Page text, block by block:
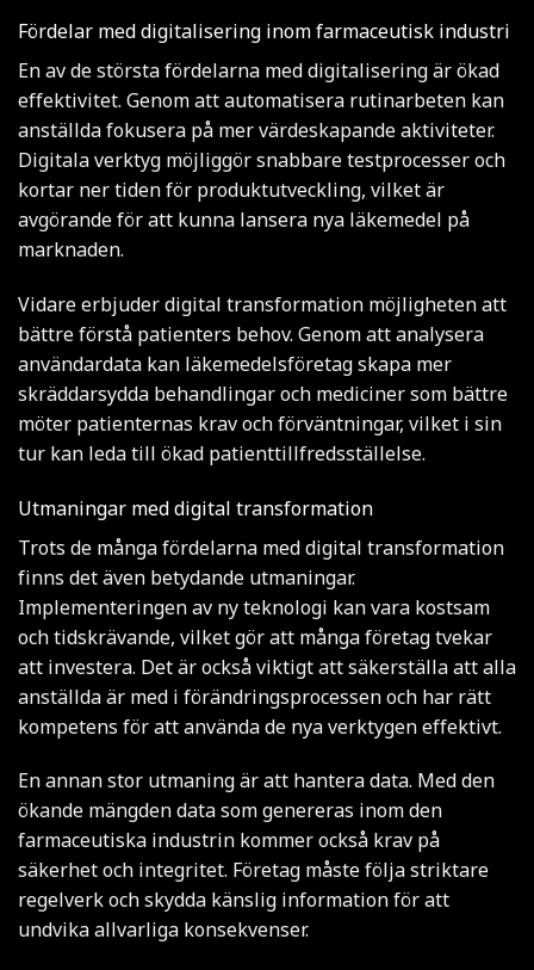
Fördelar med digitalisering inom farmaceutisk industri
En av de största fördelarna med digitalisering är ökad
effektivitet. Genom att automatisera rutinarbeten kan
anställda fokusera på mer värdeskapande aktiviteter.
Digitala verktyg möjliggör snabbare testprocesser och
kortar ner tiden för produktutveckling, vilket är
avgörande för att kunna lansera nya läkemedel på
marknaden.
Vidare erbjuder digital transformation möjligheten att
bättre förstå patienters behov. Genom att analysera
användardata kan läkemedelsföretag skapa mer
skräddarsydda behandlingar och mediciner som bättre
möter patienternas krav och förväntningar, vilket i sin
tur kan leda till ökad patienttillfredsställelse.
Utmaningar med digital transformation
Trots de många fördelarna med digital transformation
finns det även betydande utmaningar.
Implementeringen av ny teknologi kan vara kostsam
och tidskrävande, vilket gör att många företag tvekar
att investera. Det är också viktigt att säkerställa att alla
anställda är med i förändringsprocessen och har rätt
kompetens för att använda de nya verktygen effektivt.
En annan stor utmaning är att hantera data. Med den
ökande mängden data som genereras inom den
farmaceutiska industrin kommer också krav på
säkerhet och integritet. Företag måste följa striktare
regelverk och skydda känslig information för att
undvika allvarliga konsekvenser.